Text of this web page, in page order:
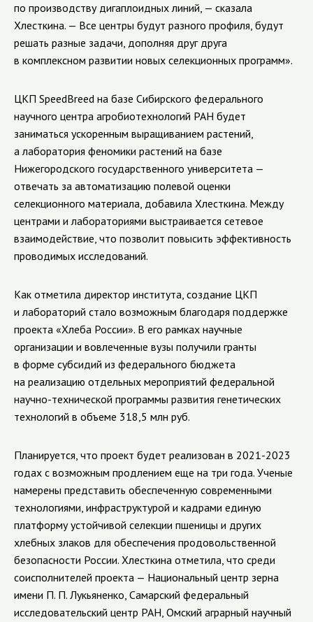
по производству дигаплоидных линий, — сказала
Хлесткина. — Все центры будут разного профиля, будут
решать разные задачи, дополняя друг друга
в комплексном развитии новых селекционных программ».
ЦКП SpeedBreed на базе Сибирского федерального
научного центра агробиотехнологий РАН будет
заниматься ускоренным выращиванием растений,
а лаборатория феномики растений на базе
Нижегородского государственного университета —
отвечать за автоматизацию полевой оценки
селекционного материала, добавила Хлесткина. Между
центрами и лабораториями выстраивается сетевое
взаимодействие, что позволит повысить эффективность
проводимых исследований.
Как отметила директор института, создание ЦКП
и лабораторий стало возможным благодаря поддержке
проекта «Хлеба России». В его рамках научные
организации и вовлеченные вузы получили гранты
в форме субсидий из федерального бюджета
на реализацию отдельных мероприятий федеральной
научно-технической программы развития генетических
технологий в объеме 318,5 млн руб.
Планируется, что проект будет реализован в 2021-2023
годах c возможным продлением еще на три года. Ученые
намерены представить обеспеченную современными
технологиями, инфраструктурой и кадрами единую
платформу устойчивой селекции пшеницы и других
хлебных злаков для обеспечения продовольственной
безопасности России. Хлесткина отметила, что среди
соисполнителей проекта — Национальный центр зерна
имени П. П. Лукьяненко, Самарский федеральный
исследовательский центр РАН, Омский аграрный научный